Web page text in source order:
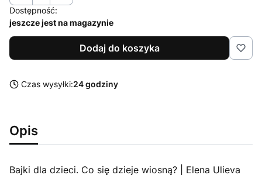
Dostępność:
jeszcze jest na magazynie
Dodaj do koszyka
Czas wysyłki:24 godziny
Opis
Bajki dla dzieci. Co się dzieje wiosną? | Elena Ulieva